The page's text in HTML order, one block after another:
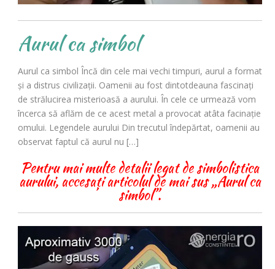
Aurul ca simbol
Aurul ca simbol Încă din cele mai vechi timpuri, aurul a format
şi a distrus civilizaţii. Oamenii au fost dintotdeauna fascinaţi
de strălucirea misterioasă a aurului. În cele ce urmează vom
încerca să aflăm de ce acest metal a provocat atâta facinație
omului. Legendele aurului Din trecutul îndepărtat, oamenii au
observat faptul că aurul nu […]
Pentru mai multe detalii legat de simbolistica
aurului, accesați articolul de mai sus „Aurul ca
simbol”.